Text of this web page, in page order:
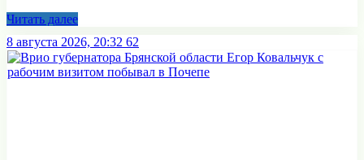
Читать далее
8 августа 2026, 20:32 62